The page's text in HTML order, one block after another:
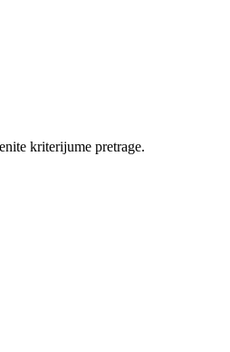
kriterijume pretrage.